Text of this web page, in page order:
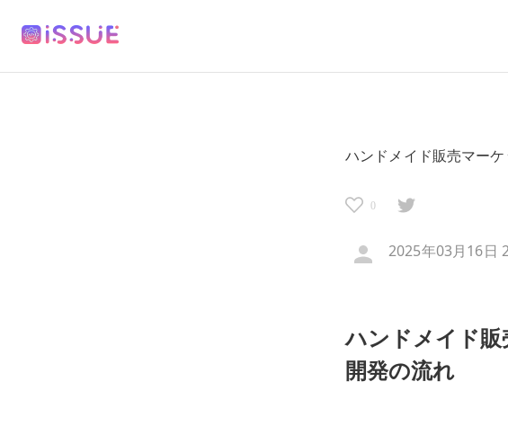
ハンドメイド販売マー
0
2025年03月16日
ハンドメイド販
開発の流れ